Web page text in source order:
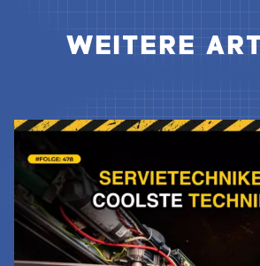
WEITERE
Jetzt Lesen & Hören